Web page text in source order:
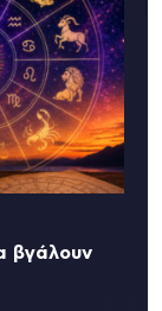
βγάλουν